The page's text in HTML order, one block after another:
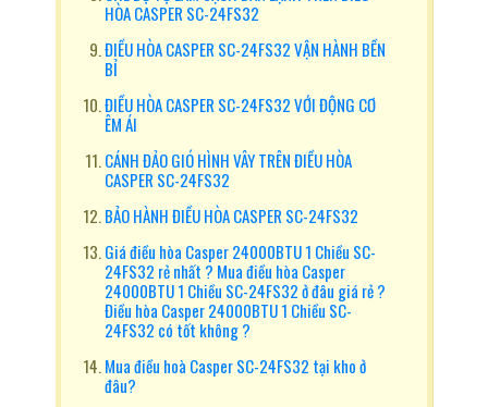
HÒA CASPER SC-24FS32
ĐIỀU HÒA CASPER SC-24FS32 VẬN HÀNH BỀN
BỈ
ĐIỀU HÒA CASPER SC-24FS32 VỚI ĐỘNG CƠ
ÊM ÁI
CÁNH ĐẢO GIÓ HÌNH VÂY TRÊN ĐIỀU HÒA
CASPER SC-24FS32
BẢO HÀNH ĐIỀU HÒA CASPER SC-24FS32
Giá điều hòa Casper 24000BTU 1 Chiều SC-
24FS32 rẻ nhất ? Mua điều hòa Casper
24000BTU 1 Chiều SC-24FS32 ở đâu giá rẻ ?
Điều hòa Casper 24000BTU 1 Chiều SC-
24FS32 có tốt không ?
Mua điều hoà Casper SC-24FS32 tại kho ở
đâu?